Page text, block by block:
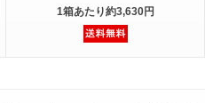
1箱あたり約3,630円